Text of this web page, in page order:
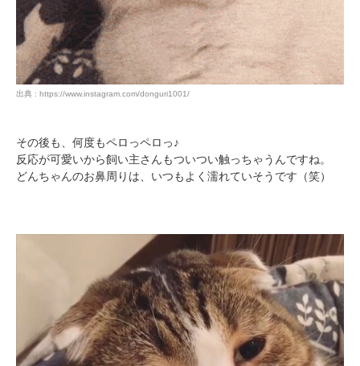
出典 : https://www.instagram.com/donguri1001/
その後も、何度もペロっペロっ♪
反応が可愛いから飼い主さんもついつい触っちゃうんですね。
どんちゃんのお鼻周りは、いつもよく濡れていそうです（笑）
pecodogs
いぬ部をフォロー
pecocats
ねこ部をフォロー
PECOアプリをダウンロード済みの方
アプリで開く
アプリをダウンロードする